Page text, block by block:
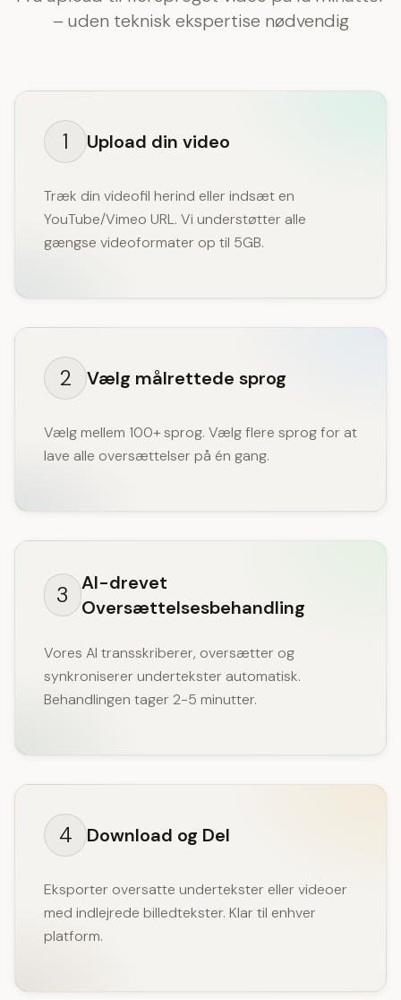
– uden teknisk ekspertise nødvendig
1 Upload din video
Træk din videofil herind eller indsæt en
YouTube/Vimeo URL. Vi understøtter alle
gængse videoformater op til 5GB.
2 Vælg målrettede sprog
Vælg mellem 100+ sprog. Vælg flere sprog for at
lave alle oversættelser på én gang.
3
AI-drevet
Oversættelsesbehandling
Vores AI transskriberer, oversætter og
synkroniserer undertekster automatisk.
Behandlingen tager 2-5 minutter.
4 Download og Del
Eksporter oversatte undertekster eller videoer
med indlejrede billedtekster. Klar til enhver
platform.